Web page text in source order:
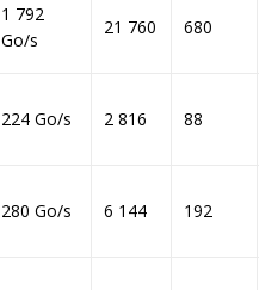
1 792
Go/s
21 760 680
224 Go/s 2 816 88
280 Go/s 6 144 192